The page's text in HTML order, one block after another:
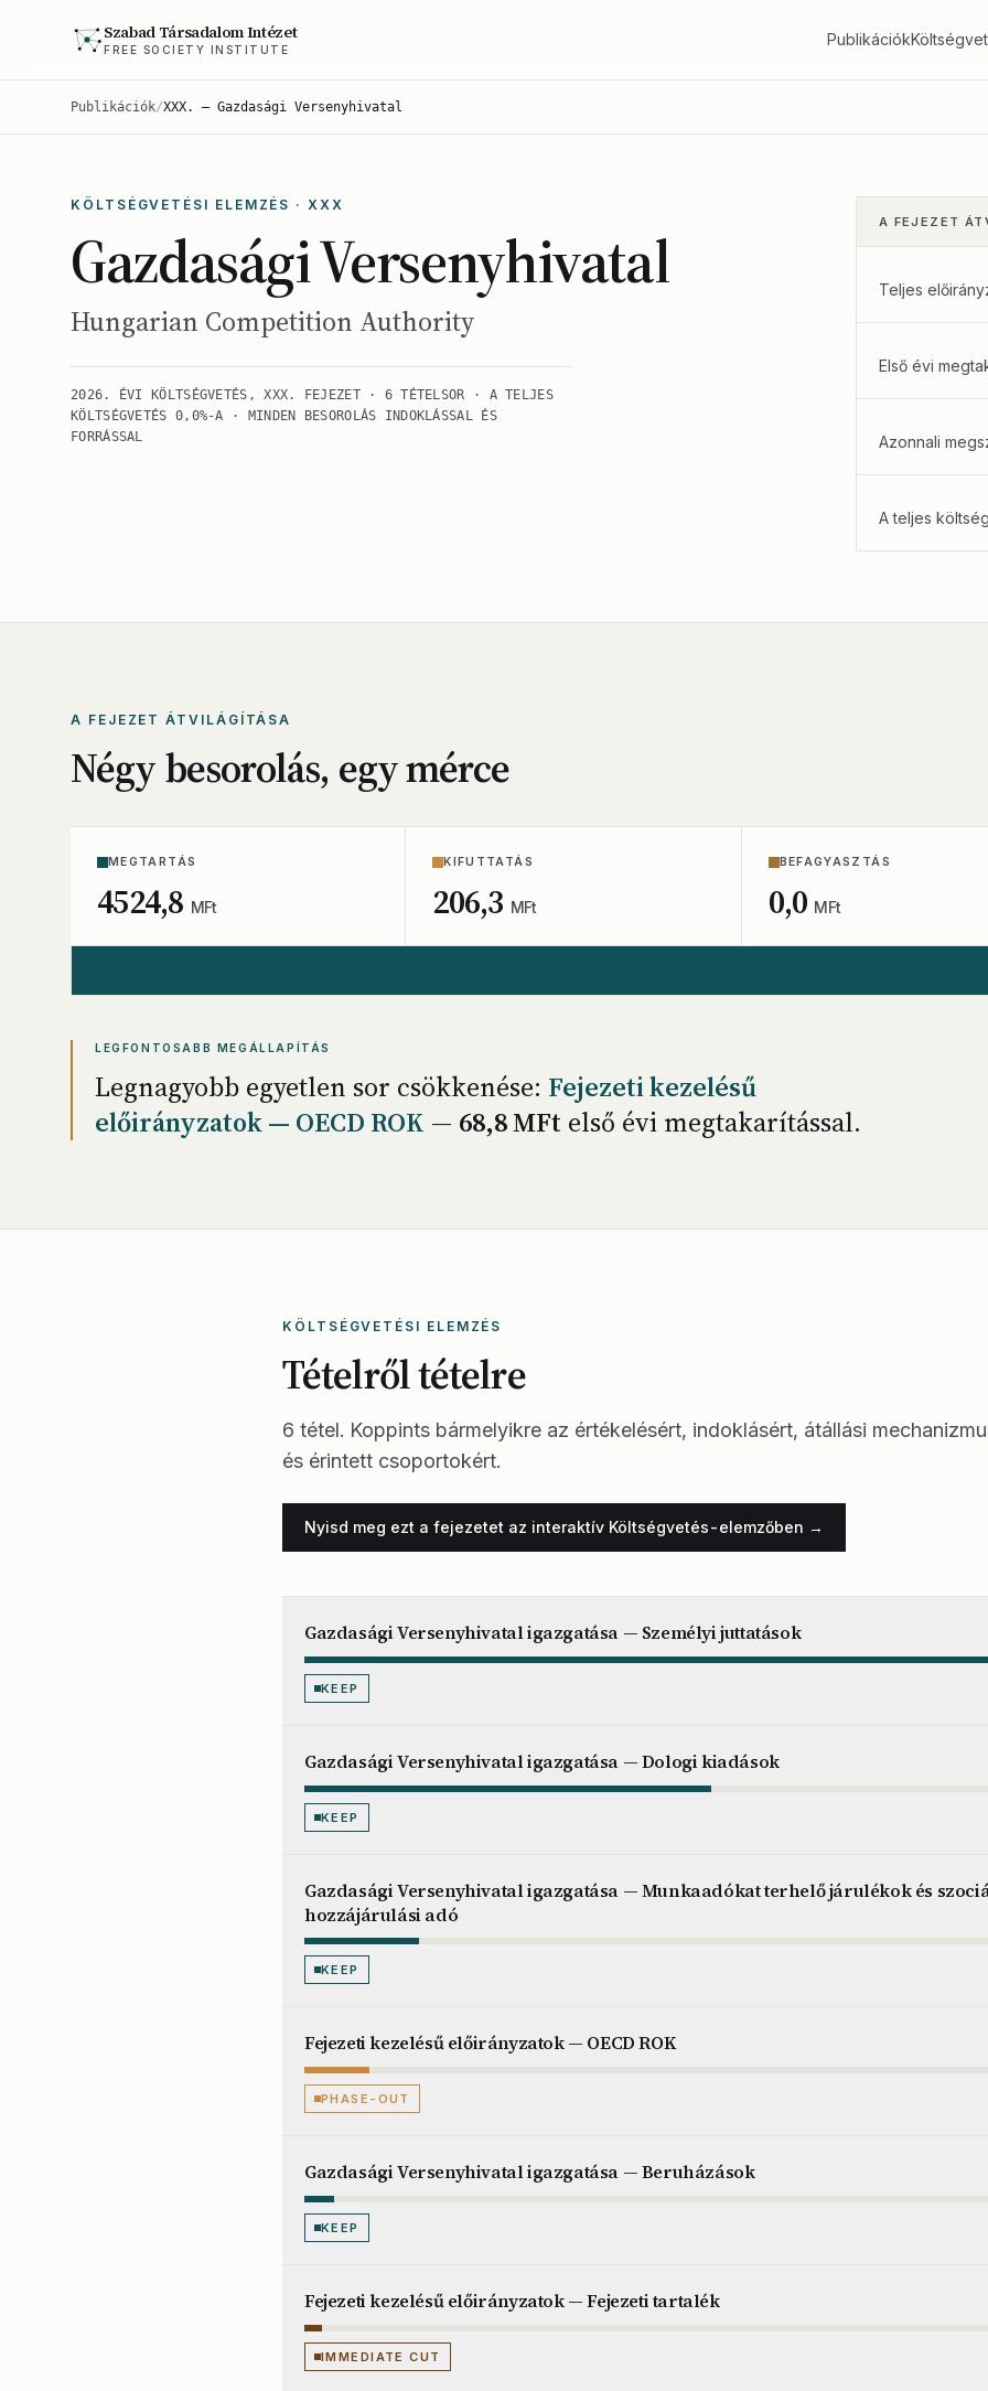
Szabad Társadalom Intézet
FREE SOCIETY INSTITUTE
Publikációk
Publikációk/XXX. — Gazdasági Versenyhivatal
KÖLTSÉGVETÉSI ELEMZÉS · XXX
Gazdasági Versenyhivatal
Hungarian Competition Authority
2026. ÉVI KÖLTSÉGVETÉS, XXX. FEJEZET · 6 TÉTELSOR · A TELJES
KÖLTSÉGVETÉS 0,0%-A · MINDEN BESOROLÁS INDOKLÁSSAL ÉS
FORRÁSSAL
A FEJEZET
Teljes
Első évi
Azonnali
A teljes
A FEJEZET ÁTVILÁGÍTÁSA
Négy besorolás, egy mérce
MEGTARTÁS
4524,8 MFt
KIFUTTATÁS
206,3 MFt
BEFAGYASZTÁS
0,0 MFt
LEGFONTOSABB MEGÁLLAPÍTÁS
Legnagyobb egyetlen sor csökkenése: Fejezeti kezelésű
előirányzatok — OECD ROK — 68,8 MFt első évi megtakarítással.
KÖLTSÉGVETÉSI ELEMZÉS
Tételről tételre
6 tétel. Koppints bármelyikre az értékelésért, indoklásért, átállási
és érintett csoportokért.
Nyisd meg ezt a fejezetet az interaktív Költségvetés-elemzőben →
Gazdasági Versenyhivatal igazgatása — Személyi juttatások
KEEP
Gazdasági Versenyhivatal igazgatása — Dologi kiadások
KEEP
Gazdasági Versenyhivatal igazgatása — Munkaadókat terhelő járulékok és
hozzájárulási adó
KEEP
Fejezeti kezelésű előirányzatok — OECD ROK
PHASE-OUT
Gazdasági Versenyhivatal igazgatása — Beruházások
KEEP
Fejezeti kezelésű előirányzatok — Fejezeti tartalék
IMMEDIATE CUT